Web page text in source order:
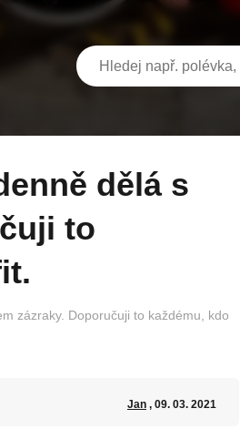
to
zázraky. Doporučuji to každému, kdo
Jan, 09. 03. 2021